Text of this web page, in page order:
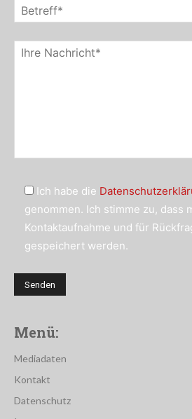
Ich habe die
genommen. Ich stimme zu, dass
Kontaktaufnahme und für
gespeichert werden.
Menü:
Mediadaten
Kontakt
Datenschutz